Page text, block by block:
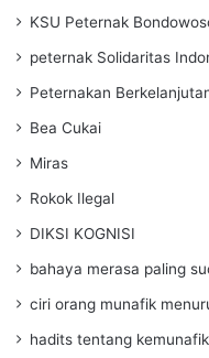
KSU Peternak
peternak Solidaritas
Peternakan
Bea Cukai
Miras
Rokok Ilegal
DIKSI KOGNISI
bahaya merasa paling
ciri orang munafik
hadits tentang